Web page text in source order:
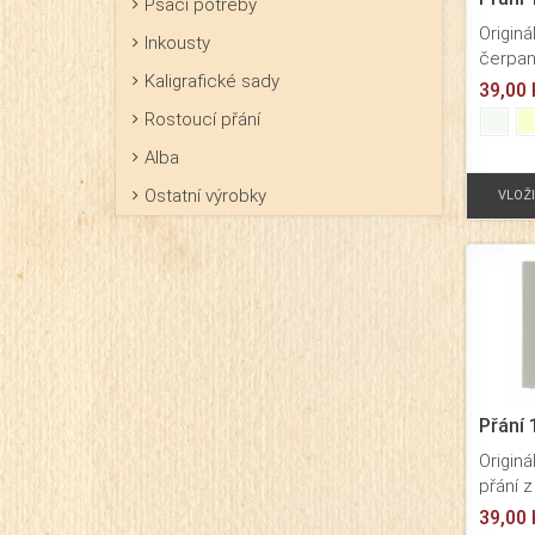
Přání
39,00
Přání 1
přání
papíru
39,00
Psací potřeby
Inkousty
Kaligrafické sady
Rostoucí přání
Alba
Ostatní výrobky